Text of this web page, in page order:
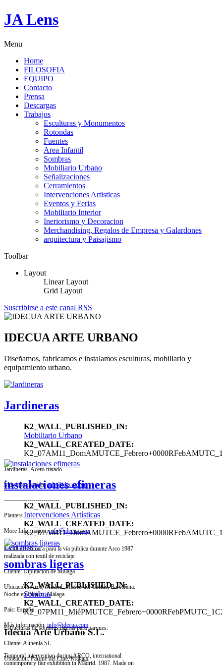
JA Lens
Menu
Home
FILOSOFIA
EQUIPO
Contacto
Prensa
Descargas
Trabajos
Esculturas y Monumentos
Rotondas
Fuentes
Area Infantil
Sombras
Mobiliario Urbano
Señalizaciones
Cerramientos
Intervenciones Artisticas
Eventos y Ferias
Mobiliario Interior
Ineriorismo y Decoracion
Merchandising, Regalos de Empresa y Galardones
arquitectura y Paisajismo
Toolbar
Layout
Linear Layout
Grid Layout
Suscribirse a este canal RSS
IDECUA ARTE URBANO
Diseñamos, fabricamos e instalamos esculturas, mobiliario y
equipamiento urbano.
Jardineras
K2_WALL_PUBLISHED_IN:
Mobiliario Urbano
K2_WALL_CREATED_DATE:
Jardineras. Acero tratado.
Más información:info@idecua.com
----------------------------
Planters
More Information:info@idecua.com
Leer más ...
instalaciones efimeras
K2_WALL_PUBLISHED_IN:
Intervenciones Artísticas
K2_WALL_CREATED_DATE:
Escultura efímera para la vía pública durante Arco 1987
realizada con textil de reciclaje.
Cliente: Diputación de Málaga
Ubicación: Arco, Madrid. Museo del Cactus, Barcelona.
Noche en Blanco, Málaga.
Pais: España
Más información: info@idecua.com
----------------------------
Temporal intervention during ARCO, international
contemporary fair exhibition in Madrid. 1987. Made on
sombras ligeras
K2_WALL_PUBLISHED_IN:
Sombras
K2_WALL_CREATED_DATE:
Estructuras de sombras ligeras para parques.
Cliente: Althenia SL.
Ubicación: Parque del Cine, Málaga.
Idecua Arte Urbano S.L.